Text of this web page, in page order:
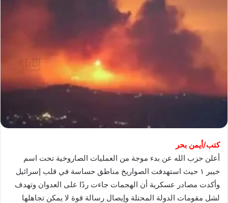
كتب/أيمن بحر
أعلن حزب الله عن بدء موجة من العمليات الصاروخية تحت اسم
خيبر ١ حيث استهدفت الصواريخ مناطق حساسة في قلب إسرائيل
وأكدت مصادر عسكرية أن الهجمات جاءت ردًا على العدوان وتهدف
لشل مقومات الدولة المحتلة وإيصال رسالة قوة لا يمكن تجاهلها